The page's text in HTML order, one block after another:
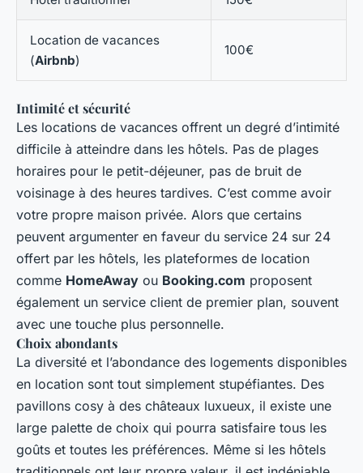
Location de vacances
(Airbnb)
100€
Intimité et sécurité
Les locations de vacances offrent un degré d’intimité
difficile à atteindre dans les hôtels. Pas de plages
horaires pour le petit-déjeuner, pas de bruit de
voisinage à des heures tardives. C’est comme avoir
votre propre maison privée. Alors que certains
peuvent argumenter en faveur du service 24 sur 24
offert par les hôtels, les plateformes de location
comme HomeAway ou Booking.com proposent
également un service client de premier plan, souvent
avec une touche plus personnelle.
Choix abondants
La diversité et l’abondance des logements disponibles
en location sont tout simplement stupéfiantes. Des
pavillons cosy à des châteaux luxueux, il existe une
large palette de choix qui pourra satisfaire tous les
goûts et toutes les préférences. Même si les hôtels